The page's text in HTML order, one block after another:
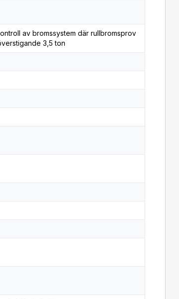
av bromssystem där rullbromsprov
3,5 ton